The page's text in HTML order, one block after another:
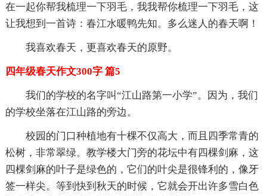
在一起你帮我梳理一下羽毛，我我帮你梳理一下羽毛，这
让我想到一首诗：春江水暖鸭先知。多么迷人的春天啊！
我喜欢春天，更喜欢春天的原野。
四年级春天作文300字 篇5
我们的学校的名字叫“江山路第一小学”。因为，我们
的学校坐落在江山路的旁边。
校园的门口种植地有十棵不仅高大，而且四季常青的
松树，非常翠绿。教学楼大门旁的花坛中有四棵剑麻，这
四棵剑麻的叶子是绿色的，它们的叶尖是很锋利的，像牙
签一样尖。等到快到秋天的时候，它就会开出许多雪白色